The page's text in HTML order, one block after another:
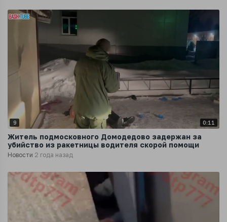
9 0:11
Житель подмосковного Домодедово задержан за
убийство из ракетницы водителя скорой помощи
Новости 2 года назад